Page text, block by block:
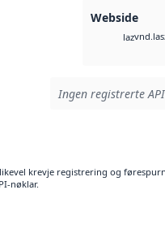
Webside
laz
Ingen registrerte
krevje registrering og
nøklar.